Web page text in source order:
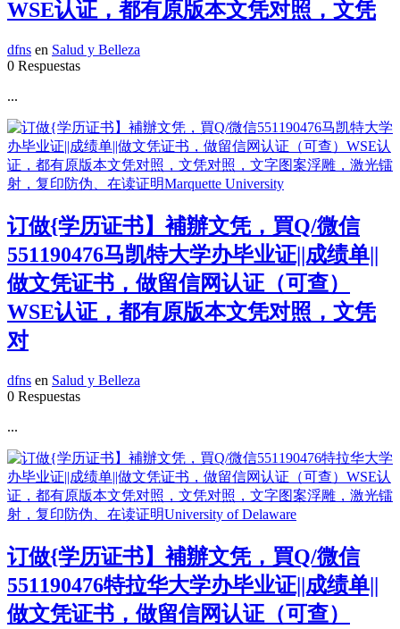
WSE认证，都有原版本文凭对照，文凭
dfns en Salud y Belleza
0 Respuestas
...
订做{学历证书】補辦文凭，買Q/微信
551190476马凯特大学办毕业证||成绩单||
做文凭证书，做留信网认证（可查）
WSE认证，都有原版本文凭对照，文凭
对
dfns en Salud y Belleza
0 Respuestas
...
订做{学历证书】補辦文凭，買Q/微信
551190476特拉华大学办毕业证||成绩单||
做文凭证书，做留信网认证（可查）